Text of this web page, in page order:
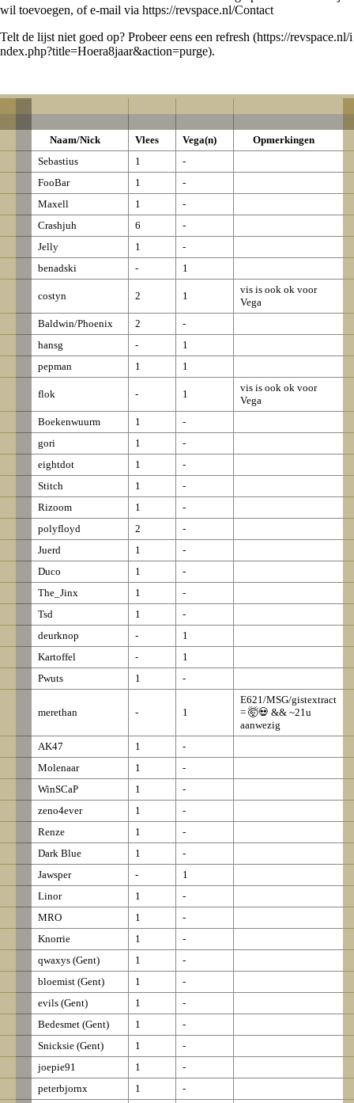
wil toevoegen, of e-mail via https://revspace.nl/Contact
Telt de lijst niet goed op? Probeer eens een refresh
.
Naam/Nick Vlees Vega(n)
Opmerkingen
Sebastius
1
-
FooBar
1
-
Maxell
1
-
Crashjuh
6
-
Jelly
1
-
benadski
- 1
costyn 2 1
vis is ook ok voor
Vega
Baldwin/Phoenix
2
-
hansg
-
1
pepman
1 1
flok - 1
vis is ook ok voor
Vega
Boekenwuurm
1
-
gori
1
-
eightdot
1
-
Stitch
1
-
Rizoom
1
-
polyfloyd
2
-
Juerd
1
-
Duco
1
-
The_Jinx
1
-
Tsd
1
-
deurknop
-
1
Kartoffel
-
1
Pwuts
1 -
merethan - 1
E621/MSG/gistextract
= 🤯💀 && ~21u
aanwezig
AK47
1
-
Molenaar
1
-
WinSCaP
1
-
zeno4ever
1
-
Renze
1
-
Dark Blue
1
-
Jawsper
-
1
Linor
1
-
MRO
1
-
Knorrie
1
-
qwaxys (Gent)
1
-
bloemist (Gent)
1
-
evils (Gent)
1
-
Bedesmet (Gent)
1
-
Snicksie (Gent)
1
-
joepie91
1
-
peterbjornx
1
-